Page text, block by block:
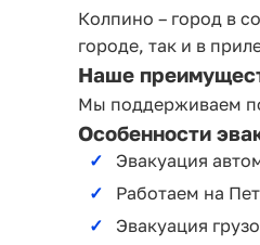
Колпино – город в
городе, так и в
Наше
Мы поддерживаем
Особенности
Эвакуация
Работаем на
Эвакуация